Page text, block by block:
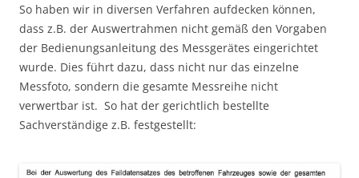
So haben wir in diversen Verfahren aufdecken können,
dass z.B. der Auswertrahmen nicht gemäß den Vorgaben
der Bedienungsanleitung des Messgerätes eingerichtet
wurde. Dies führt dazu, dass nicht nur das einzelne
Messfoto, sondern die gesamte Messreihe nicht
verwertbar ist. So hat der gerichtlich bestellte
Sachverständige z.B. festgestellt: